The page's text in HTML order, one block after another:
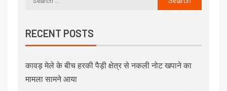
RECENT POSTS
कावड़ मेले के बीच हरकी पैड़ी क्षेत्र से नकली नोट खपाने का
मामला सामने आया